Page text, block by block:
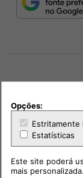
Opções:
Estritamente
Estatísticas
Este site poderá
mais personalizada.